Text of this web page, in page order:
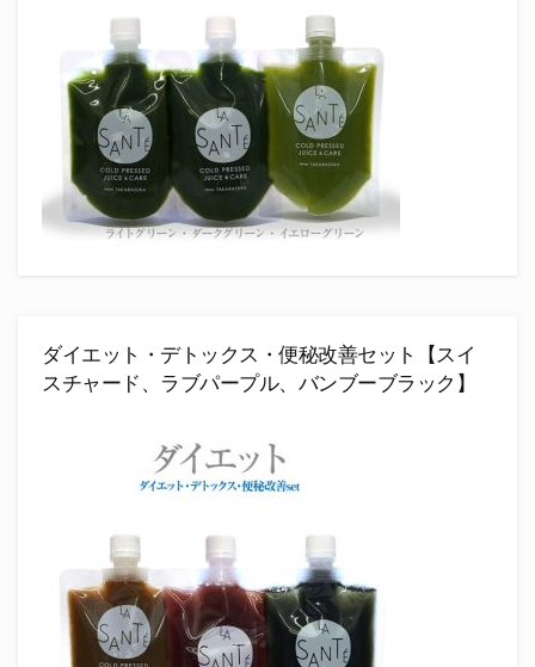
ダイエット・デトックス・便秘改善セット【スイ
スチャード、ラブパープル、バンブーブラック】